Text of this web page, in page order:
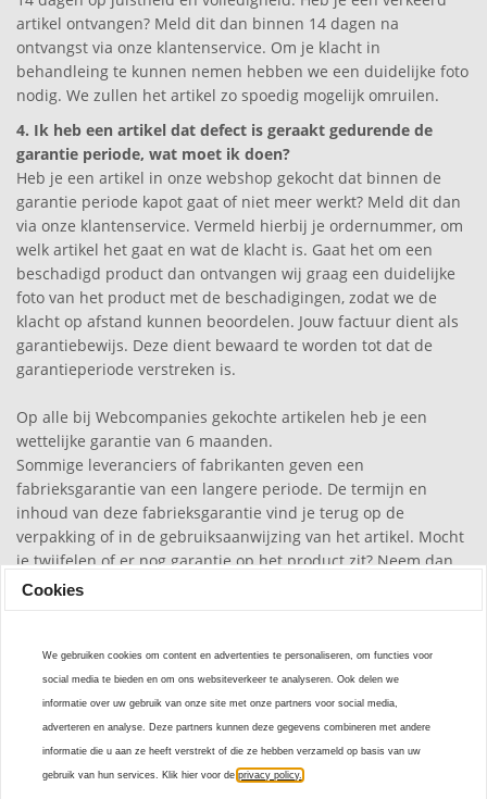
artikel ontvangen? Meld dit dan binnen 14 dagen na
ontvangst via onze klantenservice. Om je klacht in
behandleing te kunnen nemen hebben we een duidelijke foto
nodig. We zullen het artikel zo spoedig mogelijk omruilen.
4. Ik heb een artikel dat defect is geraakt gedurende de
garantie periode, wat moet ik doen?
Heb je een artikel in onze webshop gekocht dat binnen de
garantie periode kapot gaat of niet meer werkt? Meld dit dan
via onze klantenservice. Vermeld hierbij je ordernummer, om
welk artikel het gaat en wat de klacht is. Gaat het om een
beschadigd product dan ontvangen wij graag een duidelijke
foto van het product met de beschadigingen, zodat we de
klacht op afstand kunnen beoordelen. Jouw factuur dient als
garantiebewijs. Deze dient bewaard te worden tot dat de
garantieperiode verstreken is.
Op alle bij Webcompanies gekochte artikelen heb je een
wettelijke garantie van 6 maanden.
Sommige leveranciers of fabrikanten geven een
fabrieksgarantie van een langere periode. De termijn en
inhoud van deze fabrieksgarantie vind je terug op de
verpakking of in de gebruiksaanwijzing van het artikel. Mocht
je twijfelen of er nog garantie op het product zit? Neem dan
contact met ons op!
niet veroorzaakt is door:
- Beschadiging door opzet of nalatigheid
- Onoordeelkundig gebruik of nalatig onderhoud
- Normale slijtage
- Beschadiging door het niet juist in acht nemen van de
Cookies
We gebruiken cookies om content en advertenties te personaliseren, om functies voor
social media te bieden en om ons websiteverkeer te analyseren. Ook delen we
informatie over uw gebruik van onze site met onze partners voor social media,
adverteren en analyse. Deze partners kunnen deze gegevens combineren met andere
informatie die u aan ze heeft verstrekt of die ze hebben verzameld op basis van uw
gebruik van hun services. Klik hier voor deprivacy policy.